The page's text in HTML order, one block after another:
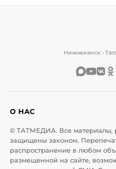
Нижнекамск •
О НАС
© ТАТМЕДИА. Все материалы,
защищены законом.
распространение в любом
размещенной на сайте,